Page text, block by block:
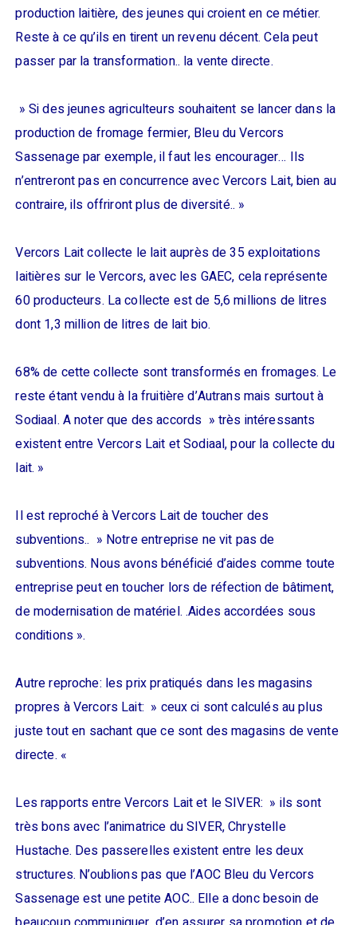
production laitière, des jeunes qui croient en ce métier.
Reste à ce qu’ils en tirent un revenu décent. Cela peut
passer par la transformation.. la vente directe.
» Si des jeunes agriculteurs souhaitent se lancer dans la
production de fromage fermier, Bleu du Vercors
Sassenage par exemple, il faut les encourager… Ils
n’entreront pas en concurrence avec Vercors Lait, bien au
contraire, ils offriront plus de diversité.. »
Vercors Lait collecte le lait auprès de 35 exploitations
laitières sur le Vercors, avec les GAEC, cela représente
60 producteurs. La collecte est de 5,6 millions de litres
dont 1,3 million de litres de lait bio.
68% de cette collecte sont transformés en fromages. Le
reste étant vendu à la fruitière d’Autrans mais surtout à
Sodiaal. A noter que des accords » très intéressants
existent entre Vercors Lait et Sodiaal, pour la collecte du
lait. »
Il est reproché à Vercors Lait de toucher des
subventions.. » Notre entreprise ne vit pas de
subventions. Nous avons bénéficié d’aides comme toute
entreprise peut en toucher lors de réfection de bâtiment,
de modernisation de matériel. .Aides accordées sous
conditions ».
Autre reproche: les prix pratiqués dans les magasins
propres à Vercors Lait: » ceux ci sont calculés au plus
juste tout en sachant que ce sont des magasins de vente
directe. «
Les rapports entre Vercors Lait et le SIVER: » ils sont
très bons avec l’animatrice du SIVER, Chrystelle
Hustache. Des passerelles existent entre les deux
structures. N’oublions pas que l’AOC Bleu du Vercors
Sassenage est une petite AOC.. Elle a donc besoin de